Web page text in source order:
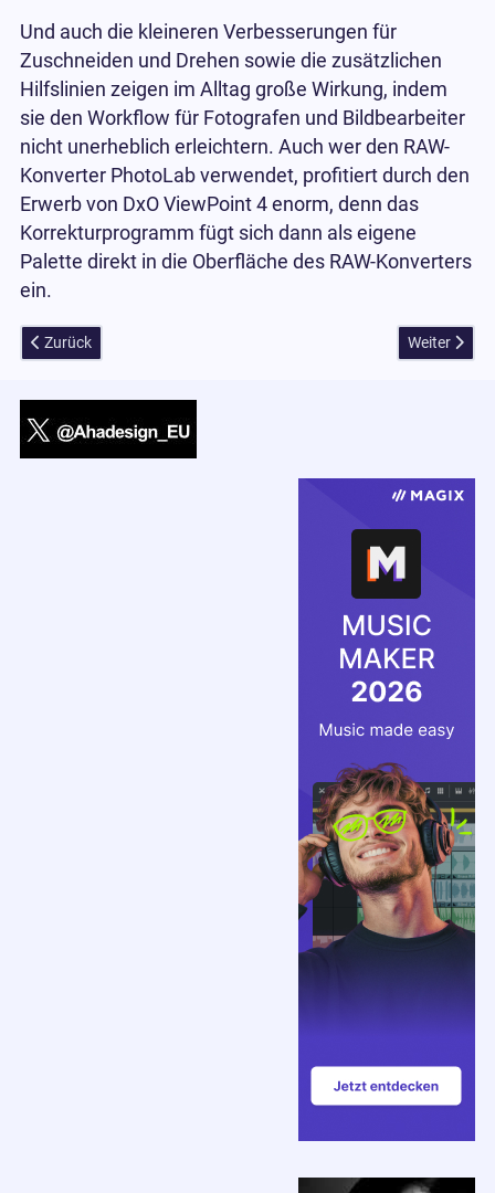
Und auch die kleineren Verbesserungen für
Zuschneiden und Drehen sowie die zusätzlichen
Hilfslinien zeigen im Alltag große Wirkung, indem
sie den Workflow für Fotografen und Bildbearbeiter
nicht unerheblich erleichtern. Auch wer den RAW-
Konverter PhotoLab verwendet, profitiert durch den
Erwerb von DxO ViewPoint 4 enorm, denn das
Korrekturprogramm fügt sich dann als eigene
Palette direkt in die Oberfläche des RAW-Konverters
ein.
Vorheriger Beitrag: Focus Stacking für Luminar Neo hier im großen
Zurück Nächster
Weiter